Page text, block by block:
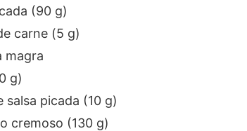
(90 g)
carne (5 g)
magra
g)
salsa picada (10 g)
cremoso (130 g)